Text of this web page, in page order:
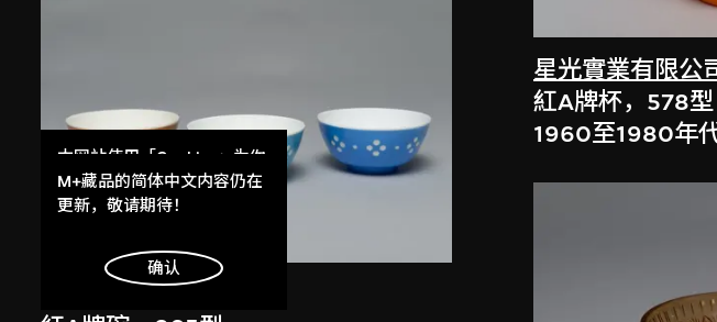
星光實業有限公
紅A牌杯，578型
1960至1980年
本网站使用「Cookies」为你
提供最好的网站体验。
了解更多
明白
M+藏品的简体中文内容仍在
更新，敬请期待！
确认